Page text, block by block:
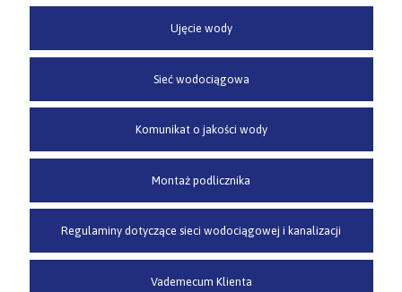
Ujęcie wody
Sieć wodociągowa
Komunikat o jakości wody
Montaż podlicznika
Regulaminy dotyczące sieci wodociągowej i kanalizacji
Vademecum Klienta